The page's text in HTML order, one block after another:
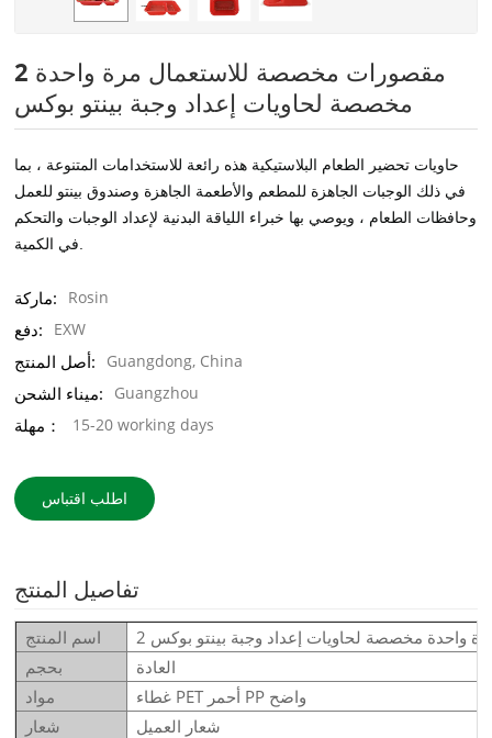
2 مقصورات مخصصة للاستعمال مرة واحدة
مخصصة لحاويات إعداد وجبة بينتو بوكس
حاويات تحضير الطعام البلاستيكية هذه رائعة للاستخدامات المتنوعة ، بما
في ذلك الوجبات الجاهزة للمطعم والأطعمة الجاهزة وصندوق بينتو للعمل
وحافظات الطعام ، ويوصي بها خبراء اللياقة البدنية لإعداد الوجبات والتحكم
ماركة: Rosin
دفع: EXW
أصل المنتج: Guangdong, China
ميناء الشحن: Guangzhou
مهلة： 15-20 working days
اطلب اقتباس
تفاصيل المنتج
اسم المنتج
واحدة مخصصة لحاويات إعداد وجبة بينتو بوكس
بحجم
العادة
مواد
غطاء PET
أحمر PP واضح
شعار
شعار العميل